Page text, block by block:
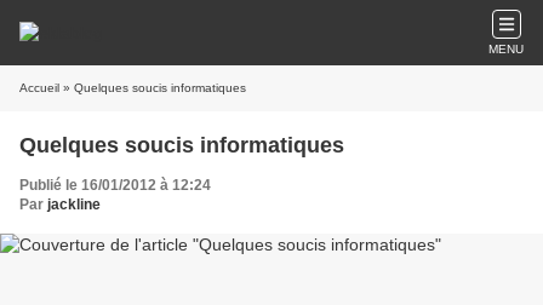
MENU
Accueil » Quelques soucis informatiques
Quelques soucis informatiques
Publié le 16/01/2012 à 12:24
Par jackline